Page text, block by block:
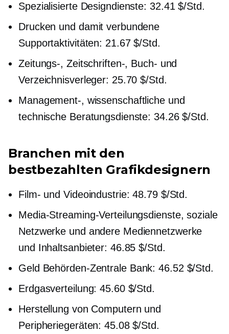
Spezialisierte Designdienste: 32.41 $/Std.
Drucken und damit verbundene
Supportaktivitäten: 21.67 $/Std.
Zeitungs-, Zeitschriften-, Buch- und
Verzeichnisverleger: 25.70 $/Std.
Management-, wissenschaftliche und
technische Beratungsdienste: 34.26 $/Std.
Branchen mit den
bestbezahlten Grafikdesignern
Film- und Videoindustrie: 48.79 $/Std.
Media-Streaming-Verteilungsdienste, soziale
Netzwerke und andere Mediennetzwerke
und Inhaltsanbieter: 46.85 $/Std.
Geld Behörden-ZentraleBank: 46.52 $/Std.
Erdgasverteilung: 45.60 $/Std.
Herstellung von Computern und
Peripheriegeräten: 45.08 $/Std.